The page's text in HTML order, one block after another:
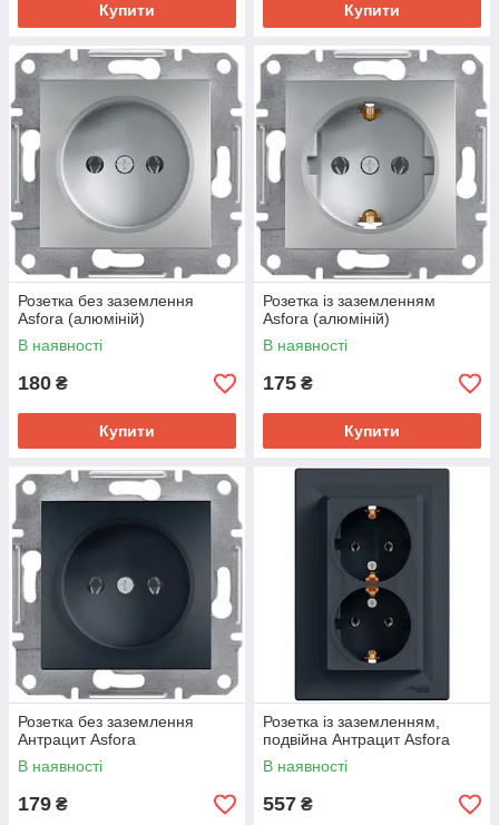
Купити Купити
Розетка без заземлення
Asfora (алюміній)
В наявності
180 ₴
Купити
Розетка із заземленням
Asfora (алюміній)
В наявності
175 ₴
Купити
Розетка без заземлення
Антрацит Asfora
В наявності
179 ₴
Розетка із заземленням,
подвійна Антрацит Asfora
В наявності
557 ₴